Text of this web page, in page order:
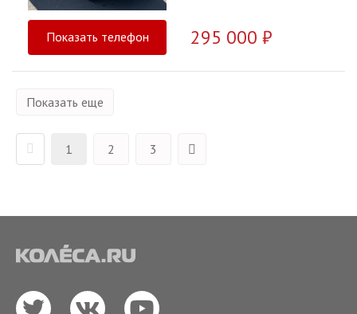
Показать телефон 295 000 ₽
Показать еще
1 2 3